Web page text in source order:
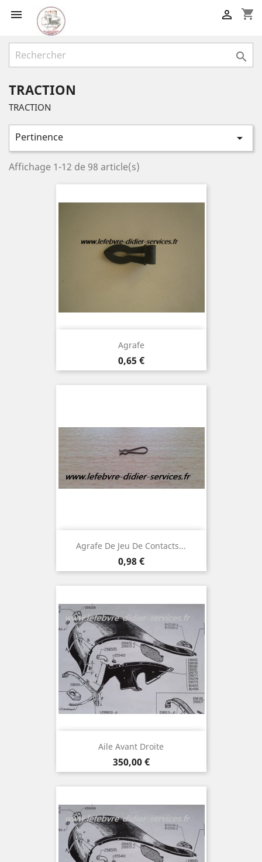
 shopping_cart


TRACTION
TRACTION
Pertinence 
Affichage 1-12 de 98 article(s)
Agrafe
Prix
0,65 €
Agrafe De Jeu De Contacts...
Prix
0,98 €
Aile Avant Droite
Prix
350,00 €